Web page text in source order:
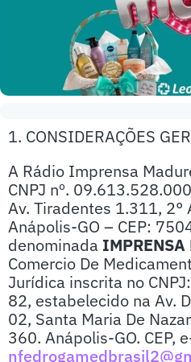
1. CONSIDERAÇÕES
A Rádio Imprensa
CNPJ nº.
Av. Tiradentes 1.311, 2°
Anápolis-GO – CEP:
denominada IMPRENSA
Comercio De
Jurídica inscrita no
82, estabelecido na Av.
02, Santa Maria De
360. Anápolis-GO. CEP,